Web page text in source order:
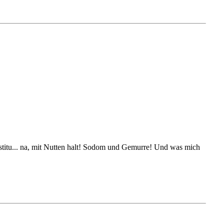
na, mit Nutten halt! Sodom und Gemurre! Und was mich